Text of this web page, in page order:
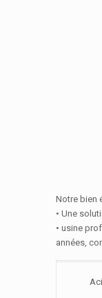
Notre bien
• Une
• usine
années,